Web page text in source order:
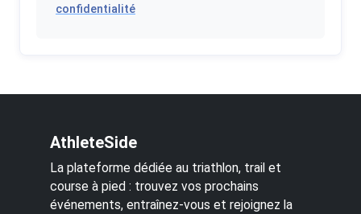
confidentialité
AthleteSide
La plateforme dédiée au triathlon, trail et
course à pied : trouvez vos prochains
événements, entraînez-vous et rejoignez la